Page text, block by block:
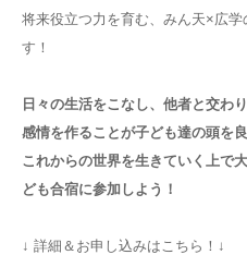
将来役立つ力を育む、みん天×広
す！
日々の生活をこなし、他者と交わ
感情を作ることが子ども達の頭を良
これからの世界を生きていく上で
ども合宿に参加しよう！
↓ 詳細＆お申し込みはこちら！↓